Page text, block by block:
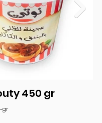
450 gr
gr